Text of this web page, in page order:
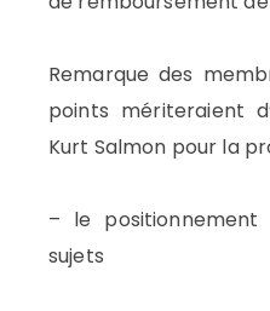
Remarque des
points mériteraient
Kurt Salmon pour la
– le positionnement
sujets